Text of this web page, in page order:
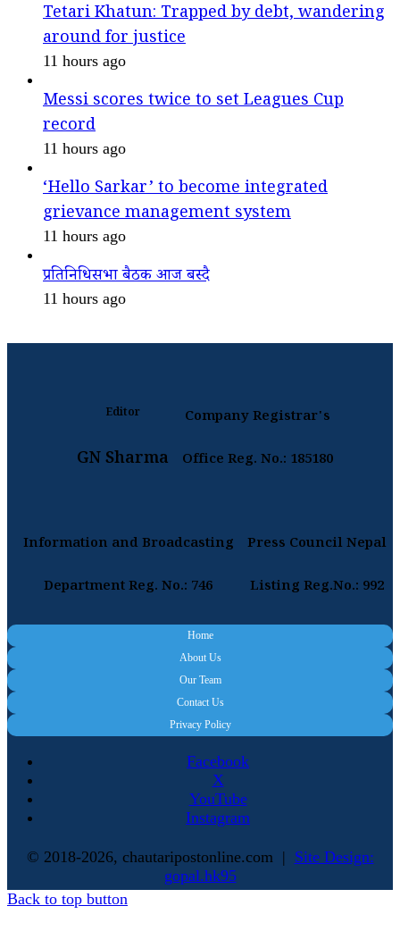
Tetari Khatun: Trapped by debt, wandering
around for justice
11 hours ago
Messi scores twice to set Leagues Cup
record
11 hours ago
‘Hello Sarkar’ to become integrated
grievance management system
11 hours ago
प्रतिनिधिसभा बैठक आज बस्दै
11 hours ago
Editor
GN Sharma
Company Registrar's
Office Reg. No.: 185180
Information and Broadcasting
Department Reg. No.: 746
Press Council Nepal
Listing Reg.No.: 992
Home
About Us
Our Team
Contact Us
Privacy Policy
Facebook
X
YouTube
Instagram
© 2018-2026, chautaripostonline.com | Site Design:
gopal.hk95
Back to top button